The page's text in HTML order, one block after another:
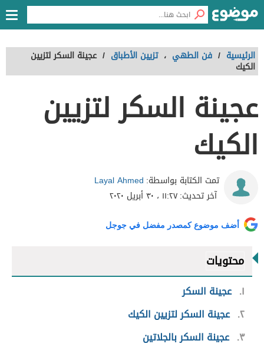
الرئيسية / فن الطهي ، تزيين الأطباق / عجينة السكر لتزيين
الكيك
عجينة السكر لتزيين
الكيك
تمت الكتابة بواسطة: Layal Ahmed
آخر تحديث:١١:٢٧ ، ٣٠ أبريل ٢٠٢٠
أضف موضوع كمصدر مفضل في جوجل
محتويات
١ عجينة السكر
٢ عجينة السكر لتزيين الكيك
٣ عجينة السكر بالجلاتين